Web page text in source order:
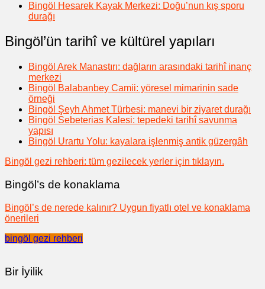
Bingöl Hesarek Kayak Merkezi: Doğu’nun kış sporu
durağı
Bingöl’ün tarihî ve kültürel yapıları
Bingöl Arek Manastırı: dağların arasındaki tarihî inanç
merkezi
Bingöl Balabanbey Camii: yöresel mimarinin sade
örneği
Bingöl Şeyh Ahmet Türbesi: manevi bir ziyaret durağı
Bingöl Sebeterias Kalesi: tepedeki tarihî savunma
yapısı
Bingöl Urartu Yolu: kayalara işlenmiş antik güzergâh
Bingöl gezi rehberi: tüm gezilecek yerler için tıklayın.
Bingöl’s de konaklama
Bingöl’s de nerede kalınır? Uygun fiyatlı otel ve konaklama
önerileri
bingöl gezi rehberi
Bir İyilik